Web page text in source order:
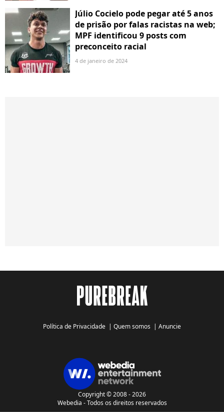
Júlio Cocielo pode pegar até 5 anos
de prisão por falas racistas na web;
MPF identificou 9 posts com
preconceito racial
4 de janeiro de 2024
Política de Privacidade | Quem somos | Anuncie
Copyright © 2008 - 2026
Webedia - Todos os direitos reservados